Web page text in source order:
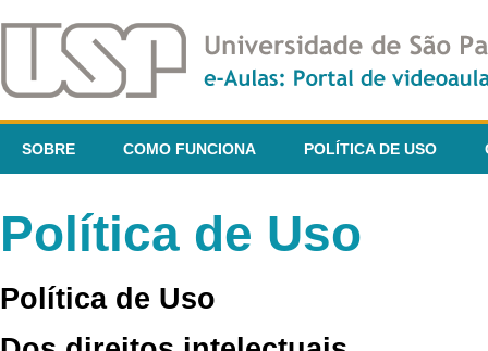
SOBRE COMO FUNCIONA POLÍTICA DE USO
Política de Uso
Política de Uso